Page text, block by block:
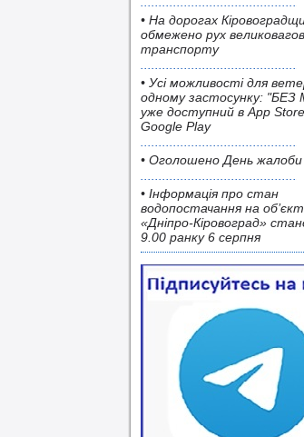
• На дорогах
обмежено рух
транспорту
• Усі можливості для
одному застосунку:
уже доступний в App
Google Play
• Оголошено День жалоби
• Інформація про стан
водопостачання на
«Дніпро-Кіровоград»
9.00 ранку 6 серпня